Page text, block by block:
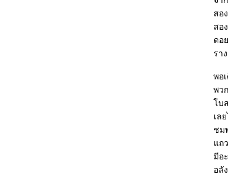
สอ
สอ
ดอ
ราง
พอ
พว
บส
เล
ชม
ถว
มีอ
อลั